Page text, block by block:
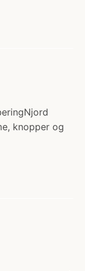
knopper og